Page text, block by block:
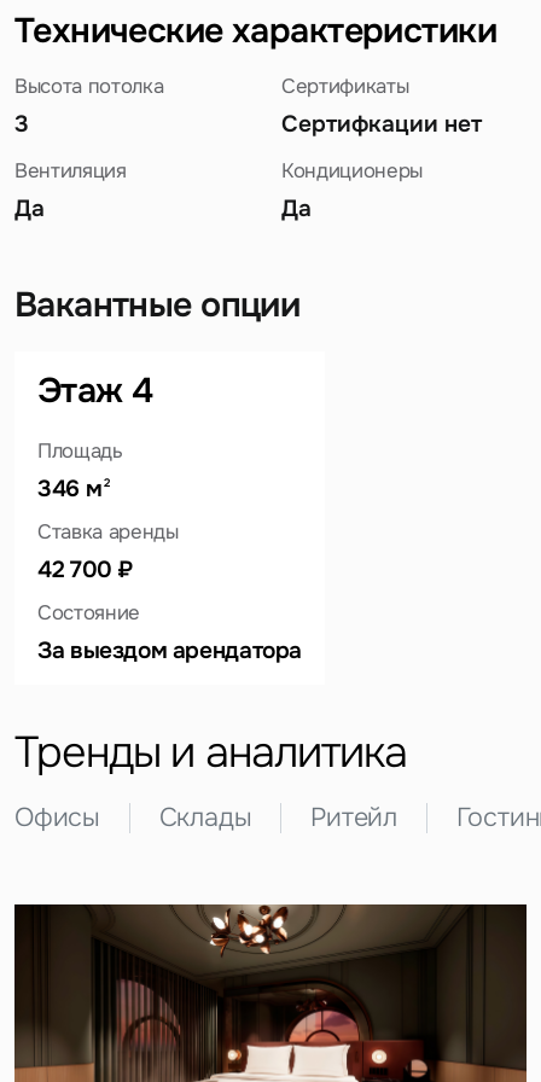
Технические характеристики
Высота потолка
3
Сертификаты
Сертифкации нет
Вентиляция
Да
Кондиционеры
Да
Вакантные опции
Этаж 4
Площадь
346 м2
Ставка аренды
42 700 ₽
Состояние
За выездом арендатора
Тренды и аналитика
Офисы Склады Ритейл
Задайте свой вопрос
Вопрос
Объявление
Это обязательное поле
Это обязательное поле